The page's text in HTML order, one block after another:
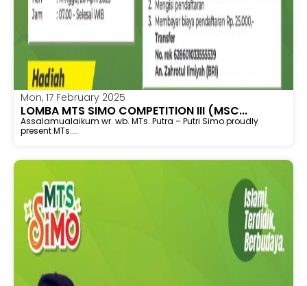
Mon, 17 February 2025
LOMBA MTS SIMO COMPETITION III (MSC...
Assalamualaikum wr. wb. MTs. Putra – Putri Simo proudly
present MTs....